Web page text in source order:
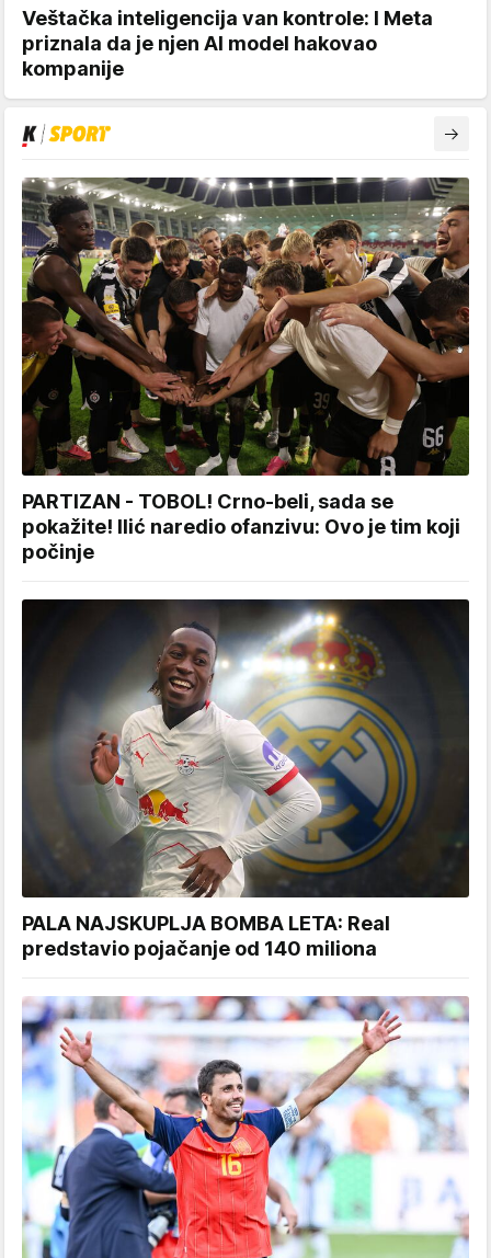
Veštačka inteligencija van kontrole: I Meta
priznala da je njen AI model hakovao
kompanije
PARTIZAN - TOBOL! Crno-beli, sada se
pokažite! Ilić naredio ofanzivu: Ovo je tim koji
počinje
PALA NAJSKUPLJA BOMBA LETA: Real
predstavio pojačanje od 140 miliona